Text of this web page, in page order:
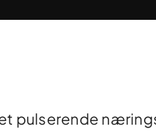
pulserende